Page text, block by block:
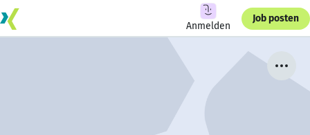
Anmelden
Job posten